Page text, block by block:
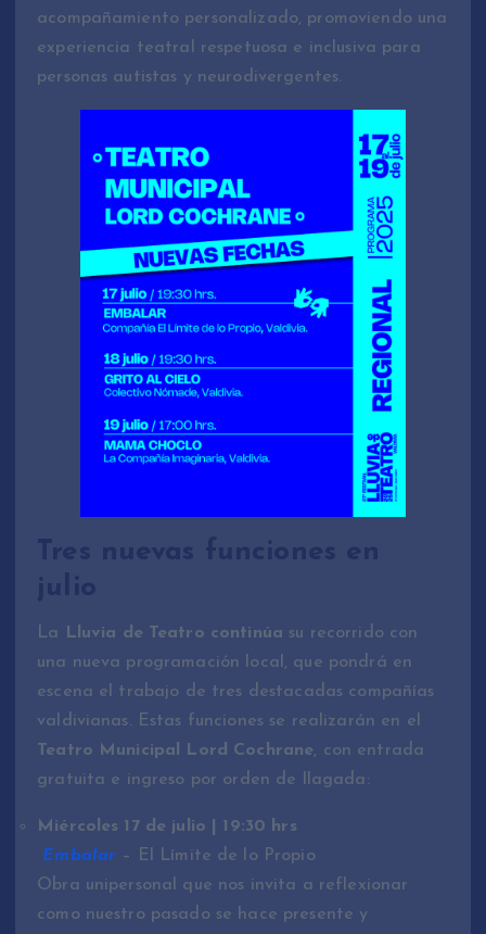
acompañamiento personalizado, promoviendo una
experiencia teatral respetuosa e inclusiva para
personas autistas y neurodivergentes.
Tres nuevas funciones en
julio
La Lluvia de Teatro continúa su recorrido con
una nueva programación local, que pondrá en
escena el trabajo de tres destacadas compañías
valdivianas. Estas funciones se realizarán en el
Teatro Municipal Lord Cochrane, con entrada
gratuita e ingreso por orden de llagada:
Miércoles 17 de julio | 19:30 hrs
Embalar – El Límite de lo Propio
Obra unipersonal que nos invita a reflexionar
como nuestro pasado se hace presente y